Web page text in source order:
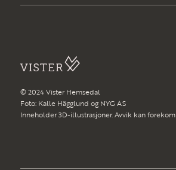
© 2024 Vister Hemsedal
Foto: Kalle Hägglund og NYG AS
Inneholder 3D-illustrasjoner. Avvik kan